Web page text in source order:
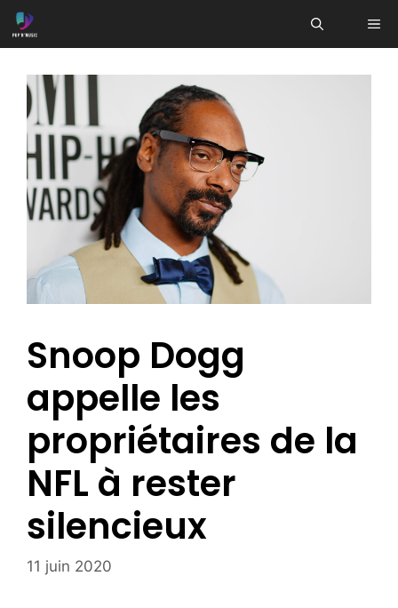
Aller
au
Snoop Dogg
appelle les
propriétaires de la
NFL à rester
silencieux
11 juin 2020